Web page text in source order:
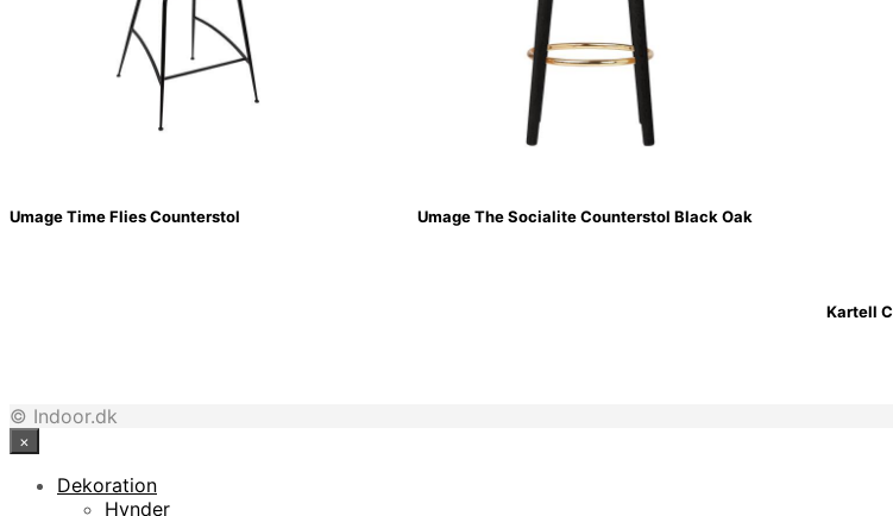
Umage Time Flies Counterstol Umage The Socialite Counterstol Black Oak
Kartell
© Indoor.dk
×
Dekoration
Hynder